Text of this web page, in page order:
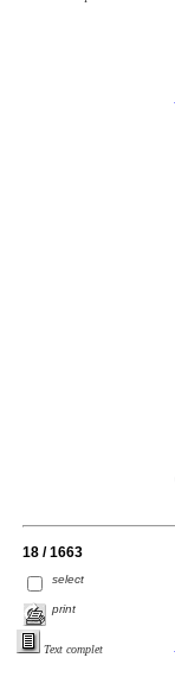
18 / 1663
select
print
Text complet